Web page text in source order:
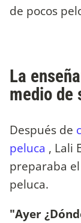
de pocos
La
medio de
Después de
peluca , Lali
preparaba
peluca.
"Ayer